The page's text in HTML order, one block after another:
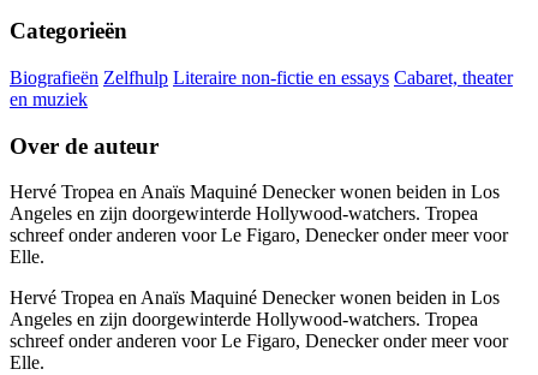
Categorieën
Biografieën Zelfhulp Literaire non-fictie en essays Cabaret, theater
en muziek
Over de auteur
Hervé Tropea en Anaïs Maquiné Denecker wonen beiden in Los
Angeles en zijn doorgewinterde Hollywood-watchers. Tropea
schreef onder anderen voor Le Figaro, Denecker onder meer voor
Elle.
Hervé Tropea en Anaïs Maquiné Denecker wonen beiden in Los
Angeles en zijn doorgewinterde Hollywood-watchers. Tropea
schreef onder anderen voor Le Figaro, Denecker onder meer voor
Elle.